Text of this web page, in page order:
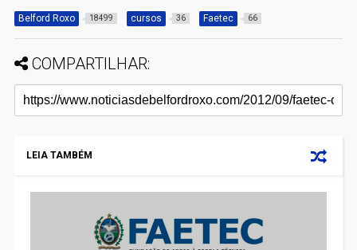
Belford Roxo 18499 cursos 36 Faetec 66
COMPARTILHAR:
LEIA TAMBÉM